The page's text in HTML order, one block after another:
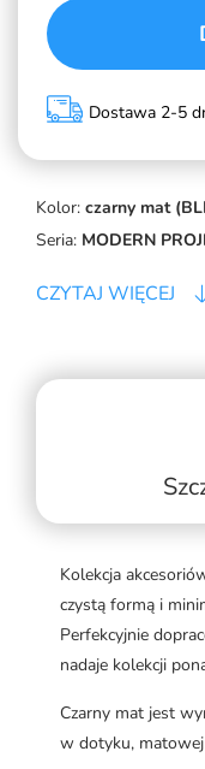
Kolor: czarny mat
Seria: MODERN
CZYTAJ WIĘCEJ
Dostawa 2-5
Kolekcja
czystą formą i
Perfekcyjnie
nadaje kolekcji
Czarny mat jest
w dotyku,